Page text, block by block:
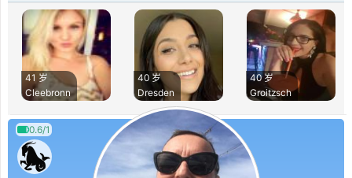
41 岁
Cleebronn
40 岁
Dresden
40 岁
Groitzsch
0.6/1